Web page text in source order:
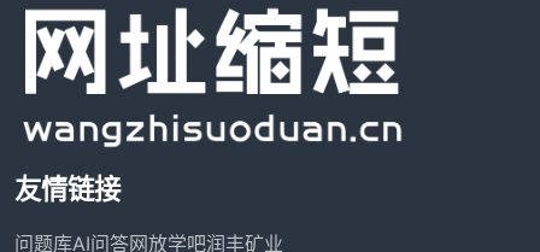
友情链接
问题库AI问答网放学吧润丰矿业